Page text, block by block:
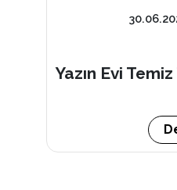
Yazın Evi